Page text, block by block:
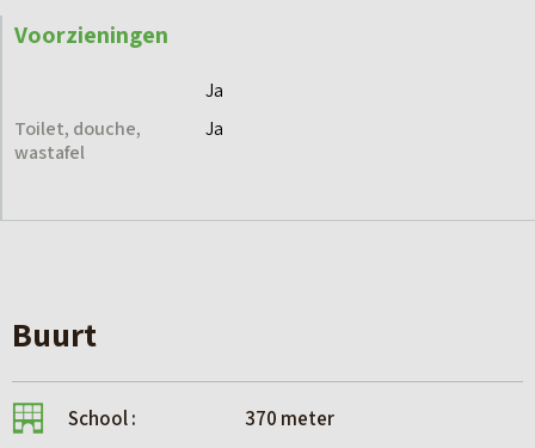
Voorzieningen
Ja
Toilet, douche,
wastafel
Ja
Buurt
School : 370 meter